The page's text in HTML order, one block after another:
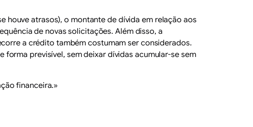
houve atrasos), o montante de dívida em relação aos
de novas solicitações. Além disso, a
a crédito também costumam ser considerados.
forma previsível, sem deixar dívidas acumular-se sem
financeira.»